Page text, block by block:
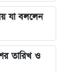
যা বললেন
তারিখ ও